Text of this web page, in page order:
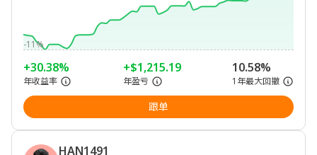
-11%
+30.38%
年收益率
+$1,215.19
年盈亏
10.58%
1年最大回撤
跟单
HAN1491